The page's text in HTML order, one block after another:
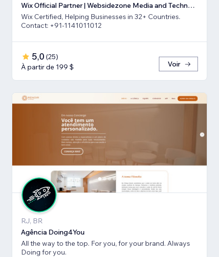
Wix Official Partner | Websidezone Media and Technologies Pvt Ltd
Wix Certified, Helping Businesses in 32+ Countries.
Contact: +91-1141011012
5,0 (25)
À partir de 199 $
Voir
RJ, BR
Agência Doing4You
All the way to the top. For you, for your brand. Always
Doing for you.